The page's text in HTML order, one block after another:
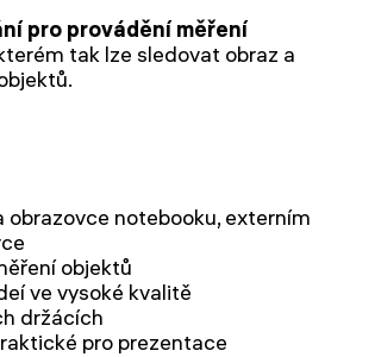
pro provádění měření
tak lze sledovat obraz a
obrazovce notebooku, externím
objektů
ve vysoké kvalitě
držácích
pro prezentace